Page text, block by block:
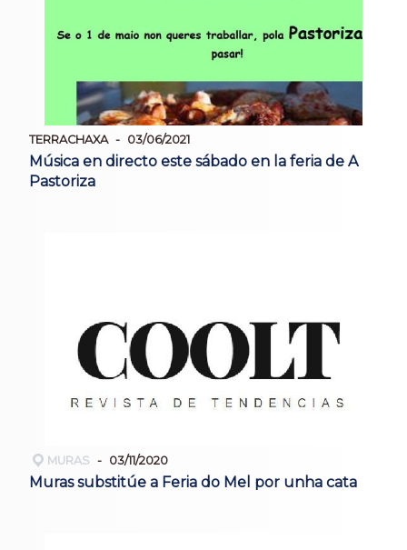
TERRACHAXA 03/06/2021
Música en directo este sábado en la feria de A
Pastoriza
MURAS 03/11/2020
Muras substitúe a Feria do Mel por unha cata